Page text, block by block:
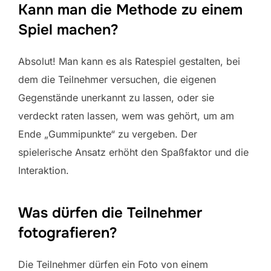
Kann man die Methode zu einem
Spiel machen?
Absolut! Man kann es als Ratespiel gestalten, bei
dem die Teilnehmer versuchen, die eigenen
Gegenstände unerkannt zu lassen, oder sie
verdeckt raten lassen, wem was gehört, um am
Ende „Gummipunkte“ zu vergeben. Der
spielerische Ansatz erhöht den Spaßfaktor und die
Interaktion.
Was dürfen die Teilnehmer
fotografieren?
Die Teilnehmer dürfen ein Foto von einem